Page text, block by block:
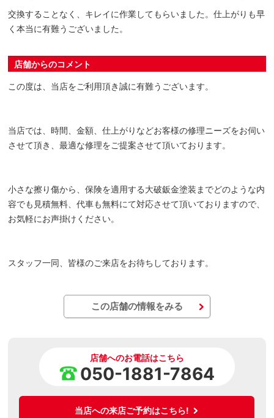
交換することなく、キレイに作業してもらいました。仕上がりも早
く本当に有難うございました。
店舗からのコメント
この度は、当店をご利用頂き誠に有難うございます。
当店では、時間、金額、仕上がりなどお客様の修理ニーズをお伺い
させて頂き、最適な修理をご提案させて頂いております。
小さな擦り傷から、保険を適用する大破鈑金塗装までどのような内
容でも見積無料、代車も無料にて対応させて頂いておりますので、
お気軽にお声掛けください。
スタッフ一同、皆様のご来店をお待ちしております。
この店舗の情報をみる
店舗へのお電話はこちら
050-1881-7864
当店への来店ご予約はこちら!